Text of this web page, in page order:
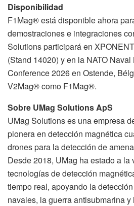
Disponibilidad
F1Mag® está disponible ahora
demostraciones e integraciones
Solutions participará en
(Stand 14020) y en la NATO Naval
Conference 2026 en Ostende,
V2Mag® como F1Mag®.
Sobre UMag Solutions ApS
UMag Solutions es una empresa
pionera en detección magnética
drones para la detección de
Desde 2018, UMag ha estado a la
tecnologías de detección
tiempo real, apoyando la
navales, la guerra antisubmarina